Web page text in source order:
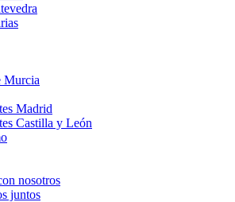
Murcia
Madrid
Castilla y León
nosotros
juntos